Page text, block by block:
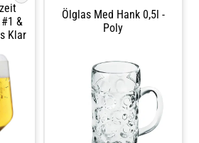
&
Klar
Ölglas Med Hank 0,5l -
Poly